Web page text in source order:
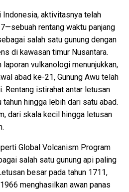
Indonesia, aktivitasnya telah
rentang waktu panjang
salah satu gunung dengan
di kawasan timur Nusantara.
laporan vulkanologi menunjukkan,
abad ke-21, Gunung Awu telah
Rentang istirahat antar letusan
tahun hingga lebih dari satu abad.
dari skala kecil hingga letusan
Global Volcanism Program
salah satu gunung api paling
besar pada tahun 1711,
menghasilkan awan panas